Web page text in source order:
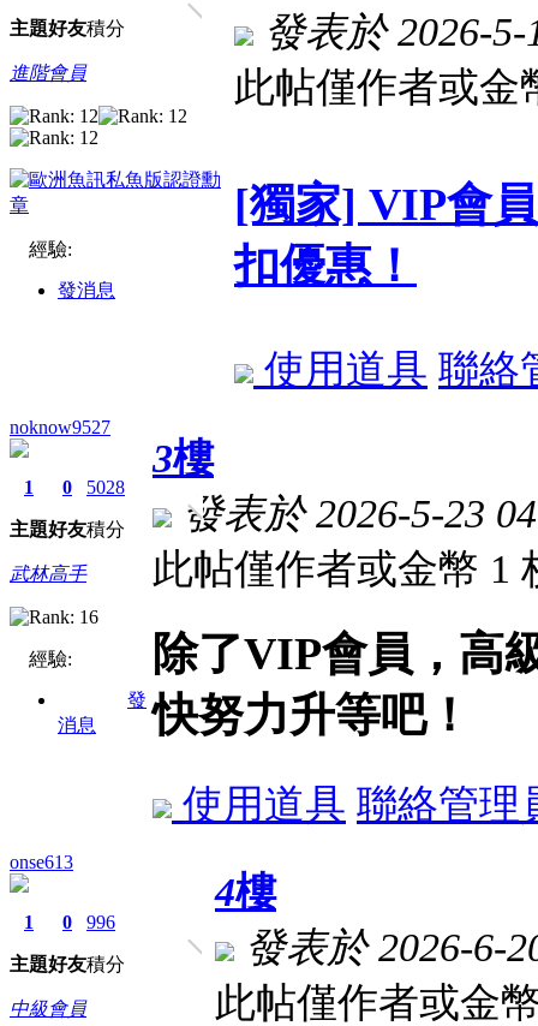
主題好友積分
進階會員
經驗:
發消息
發表於 2026-5-
此帖僅作者或金
[獨家] VIP會
扣優惠！
使用道具 聯絡
noknow9527
1
主題
0
好友
5028
積分
武林高手
經驗:
發
消息
3樓
發表於 2026-5-23
此帖僅作者或金幣 1
除了VIP會員，高
快努力升等吧！
使用道具 聯絡管理
onse613
1
主題
0
好友
996
積分
中級會員
4樓
發表於 2026-6-
此帖僅作者或金